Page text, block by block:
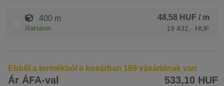
400 m
Raktáron
48,58 HUF / m
19 432,- HUF
Ebből a termékból a kosárban 169 vásárlónak van
Ár ÁFA-val 533,10 HUF